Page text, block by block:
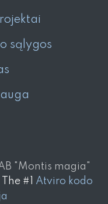
sąlygos
"Montis magia"
#1 Atviro kodo